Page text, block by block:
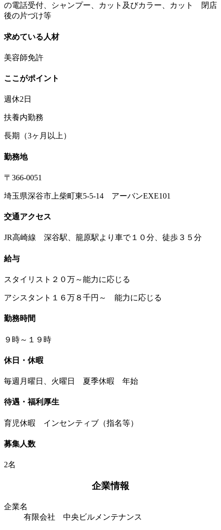
の電話受付、シャンプー、カット及びカラー、カット 閉店
後の片づけ等
求めている人材
美容師免許
ここがポイント
週休2日
扶養内勤務
長期（3ヶ月以上）
勤務地
〒366-0051
埼玉県深谷市上柴町東5-5-14 アーバンEXE101
交通アクセス
JR高崎線 深谷駅、籠原駅より車で１０分、徒歩３５分
給与
スタイリスト２０万～能力に応じる
アシスタント１６万８千円～ 能力に応じる
勤務時間
９時～１９時
休日・休暇
毎週月曜日、火曜日 夏季休暇 年始
待遇・福利厚生
育児休暇 インセンティブ（指名等）
募集人数
2名
企業情報
企業名
有限会社 中央ビルメンテナンス